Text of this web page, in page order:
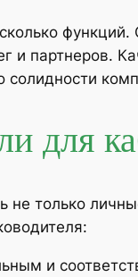
и партнеров.
солидности
для
не только
и